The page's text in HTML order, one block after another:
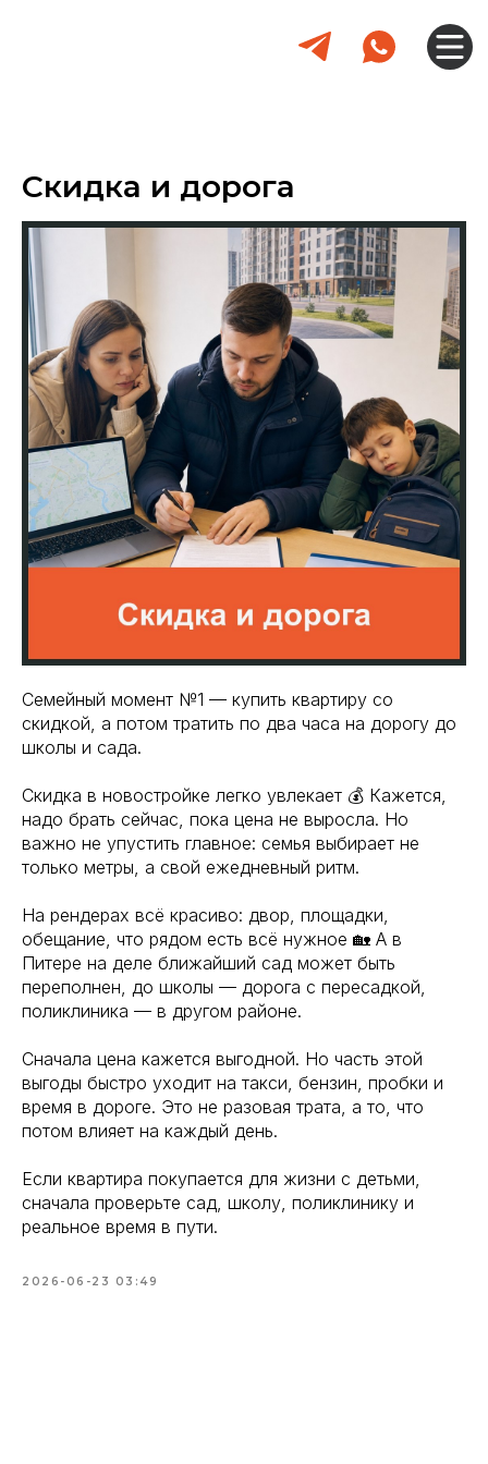
Скидка и дорога
Семейный момент №1 — купить квартиру со
скидкой, а потом тратить по два часа на дорогу до
школы и сада.
Скидка в новостройке легко увлекает 💰 Кажется,
надо брать сейчас, пока цена не выросла. Но
важно не упустить главное: семья выбирает не
только метры, а свой ежедневный ритм.
На рендерах всё красиво: двор, площадки,
обещание, что рядом есть всё нужное 🏡 А в
Питере на деле ближайший сад может быть
переполнен, до школы — дорога с пересадкой,
поликлиника — в другом районе.
Сначала цена кажется выгодной. Но часть этой
выгоды быстро уходит на такси, бензин, пробки и
время в дороге. Это не разовая трата, а то, что
потом влияет на каждый день.
Если квартира покупается для жизни с детьми,
сначала проверьте сад, школу, поликлинику и
реальное время в пути.
2026-06-23 03:49